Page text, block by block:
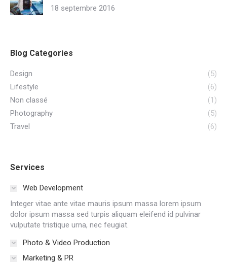
18 septembre 2016
Blog Categories
Design
(5)
Lifestyle
(6)
Non classé
(1)
Photography
(5)
Travel
(6)
Services
Web Development
Integer vitae ante vitae mauris ipsum massa lorem ipsum
dolor ipsum massa sed turpis aliquam eleifend id pulvinar
vulputate tristique urna, nec feugiat.
Photo & Video Production
Marketing & PR